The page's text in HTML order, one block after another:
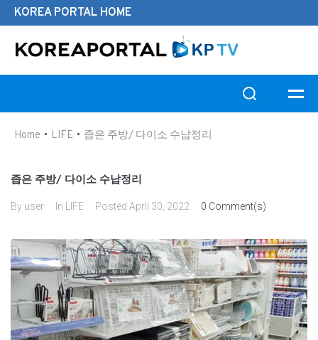
KOREA PORTAL HOME
Home • LIFE • 좁은 주방/ 다이소 수납정리
좁은 주방/ 다이소 수납정리
By user In LIFE Posted April 30, 2022 0 Comment(s)